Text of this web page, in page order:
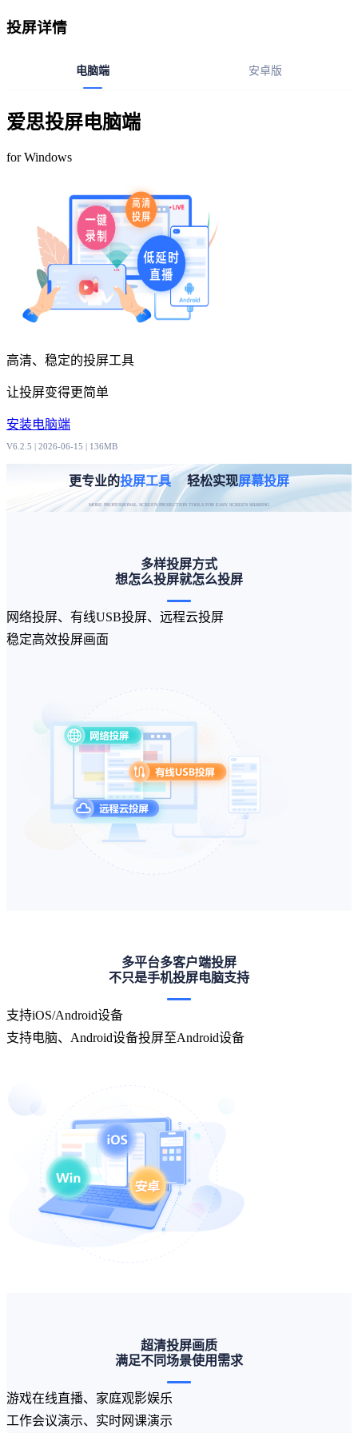
投屏详情
电脑端 安卓版
爱思投屏电脑端
for Windows
高清、稳定的投屏工具
让投屏变得更简单
安装电脑端
V6.2.5 | 2026-06-15 | 136MB
更专业的投屏工具 轻松实现屏幕投屏
MORE PROFESSIONAL SCREEN PROJECTION TOOLS FOR EASY SCREEN SHARING
多样投屏方式
想怎么投屏就怎么投屏
网络投屏、有线USB投屏、远程云投屏
稳定高效投屏画面
多平台多客户端投屏
不只是手机投屏电脑支持
支持iOS/Android设备
支持电脑、Android设备投屏至Android设备
超清投屏画质
满足不同场景使用需求
游戏在线直播、家庭观影娱乐
工作会议演示、实时网课演示